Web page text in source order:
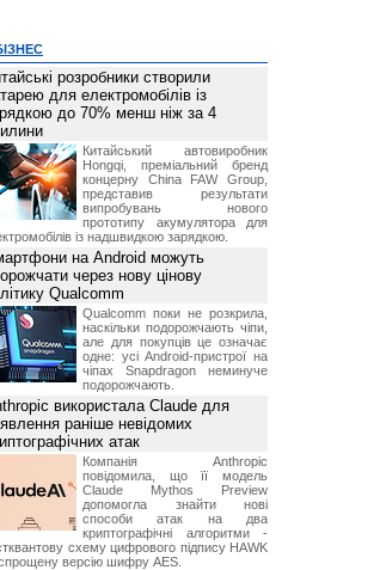
розробники створили
для електромобілів із
до 70% менш ніж за 4
Китайський автовиробник
Hongqi, преміальний бренд
концерну China FAW Group,
представив результати
випробувань нового
прототипу акумулятора для
із надшвидкою зарядкою.
на Android можуть
через нову цінову
Qualcomm
Qualcomm поки не розкрила,
наскільки подорожчають чіпи,
але для покупців це означає
одне: усі Android-пристрої на
чіпах Snapdragon неминуче
подорожчають.
використала Claude для
раніше невідомих
атак
Компанія Anthropic
повідомила, що її модель
Claude Mythos Preview
допомогла знайти нові
способи атак на два
криптографічні алгоритми -
схему цифрового підпису HAWK
версію шифру AES.